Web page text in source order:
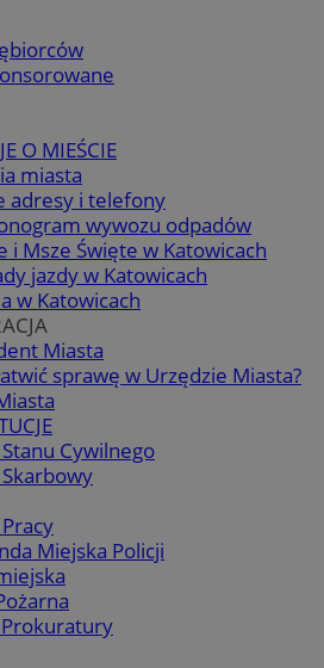
O MIEŚCIE
miasta
adresy i telefony
wywozu odpadów
i Msze Święte w Katowicach
jazdy w Katowicach
w Katowicach
Miasta
sprawę w Urzędzie Miasta?
Cywilnego
Miejska Policji
Prokuratury